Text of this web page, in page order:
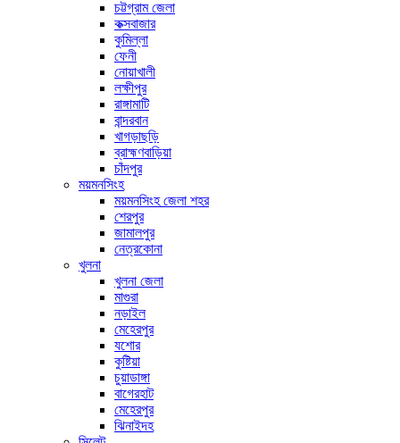
চট্টগ্রাম জেলা
কক্সবাজার
কুমিল্লা
ফেনী
নোয়াখালী
লক্ষীপুর
রাঙ্গামাটি
বান্দরবান
খাগড়াছড়ি
ব্রাহ্মণবাড়িয়া
চাঁদপুর
ময়মনসিংহ
ময়মনসিংহ জেলা শহর
শেরপুর
জামালপুর
নেত্রকোনা
খুলনা
খুলনা জেলা
মাগুরা
নড়াইল
মেহেরপুর
যশোর
কুষ্টিয়া
চুয়াডাঙ্গা
বাগেরহাট
মেহেরপুর
ঝিনাইদহ